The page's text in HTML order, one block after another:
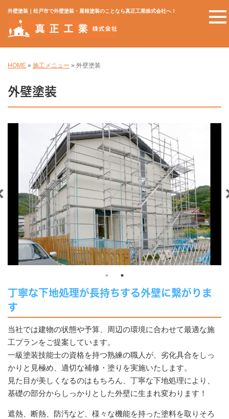
外壁塗装｜松戸市で外壁塗装・屋根塗装のことなら真正工業株式会社へ！
HOME » 施工メニュー » 外壁塗装
外壁塗装
丁寧な下地処理が長持ちする外壁に繋がりま
す
当社では建物の状態や予算、周辺の環境に合わせて最適な施
工プランをご提案しています。
一級塗装技能士の資格を持つ熟練の職人が、劣化具合をしっ
かりと見極め、適切な補修・塗りを実施いたします。
見た目が美しくなるのはもちろん、丁寧な下地処理により、
基礎の部分からしっかりとした外壁に生まれ変わります！
遮熱、断熱、防汚など、様々な機能を持った塗料を取りそろ